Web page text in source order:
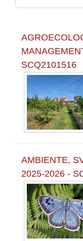
SCQ2101516
AMBIENTE,
2025-2026 -